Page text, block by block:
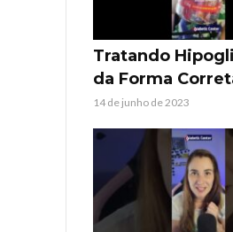
Tratando
da Forma
14 de junho de 2023